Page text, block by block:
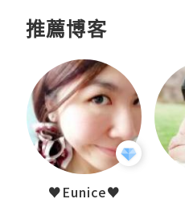
推薦博客
♥Eunice♥